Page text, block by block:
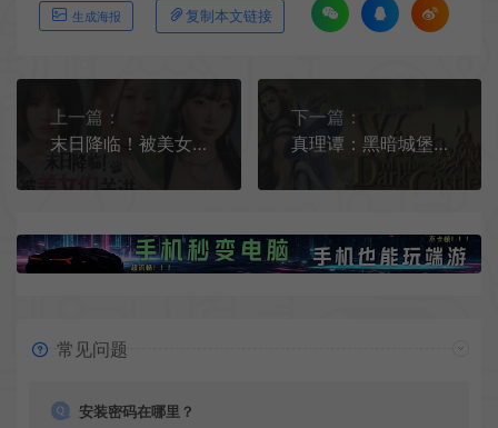
生成海报 复制本文链接
上一篇：
末日降临！被美女们关进避难所 / Beauties and the Stranded 真人互动影像游戏
下一篇：
真理谭：黑暗城堡的女巫 / Veritas Tales Witch of the Dark Castle 奇幻RPG游戏
常见问题
安装密码在哪里？